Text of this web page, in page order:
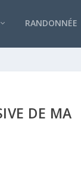
RANDONNÉE
DE MA